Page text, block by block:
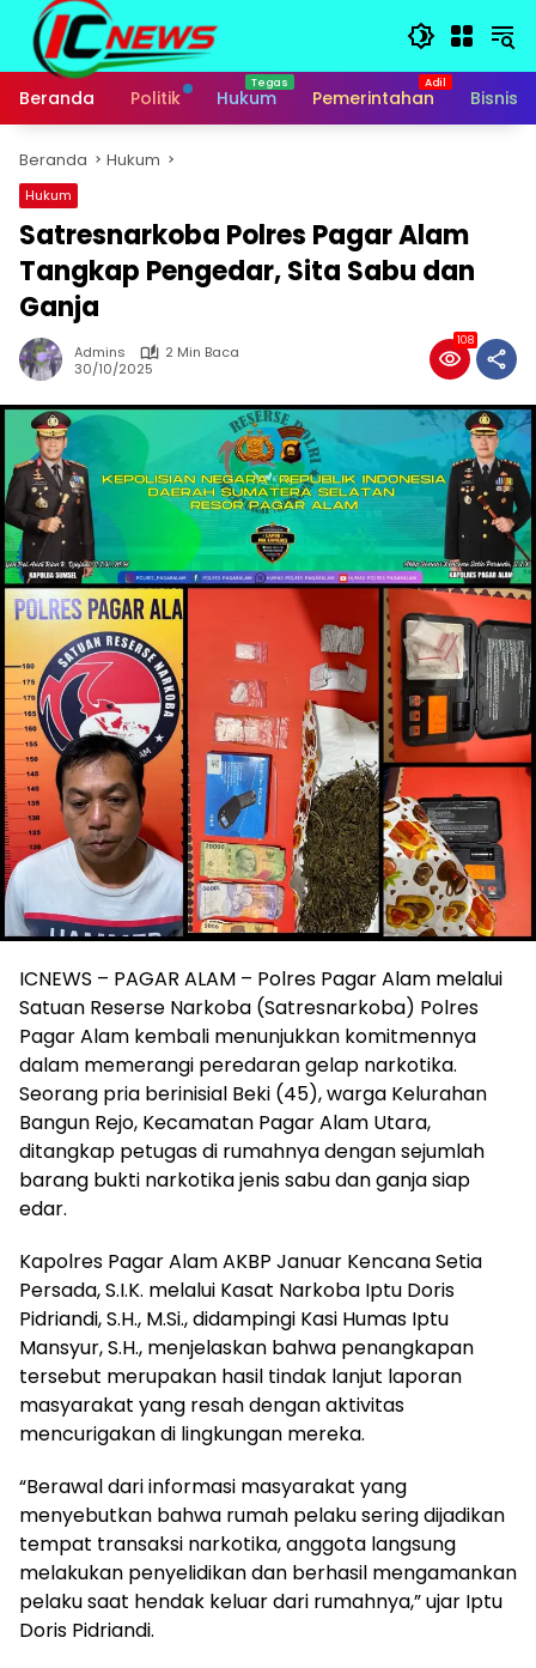
Langsung
konten
Beranda
Politik Hukum Pemerintahan Bisnis
Beranda Hukum
Hukum
Satresnarkoba Polres Pagar Alam
Tangkap Pengedar, Sita Sabu dan
Ganja
Admins
2 Min Baca
30/10/2025
108
ICNEWS – PAGAR ALAM – Polres Pagar Alam melalui
Satuan Reserse Narkoba (Satresnarkoba) Polres
Pagar Alam kembali menunjukkan komitmennya
dalam memerangi peredaran gelap narkotika.
Seorang pria berinisial Beki (45), warga Kelurahan
Bangun Rejo, Kecamatan Pagar Alam Utara,
ditangkap petugas di rumahnya dengan sejumlah
barang bukti narkotika jenis sabu dan ganja siap
edar.
Kapolres Pagar Alam AKBP Januar Kencana Setia
Persada, S.I.K. melalui Kasat Narkoba Iptu Doris
Pidriandi, S.H., M.Si., didampingi Kasi Humas Iptu
Mansyur, S.H., menjelaskan bahwa penangkapan
tersebut merupakan hasil tindak lanjut laporan
masyarakat yang resah dengan aktivitas
mencurigakan di lingkungan mereka.
“Berawal dari informasi masyarakat yang
menyebutkan bahwa rumah pelaku sering dijadikan
tempat transaksi narkotika, anggota langsung
melakukan penyelidikan dan berhasil mengamankan
pelaku saat hendak keluar dari rumahnya,” ujar Iptu
Doris Pidriandi.